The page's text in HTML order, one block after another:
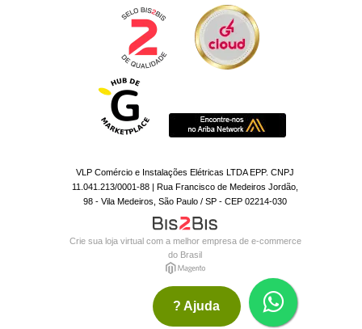
? Ajuda
VLP Comércio e Instalações Elétricas LTDA EPP. CNPJ
11.041.213/0001-88 | Rua Francisco de Medeiros Jordão,
98 - Vila Medeiros, São Paulo / SP - CEP 02214-030
Crie sua loja virtualcom a melhor empresa de e-commerce
do Brasil